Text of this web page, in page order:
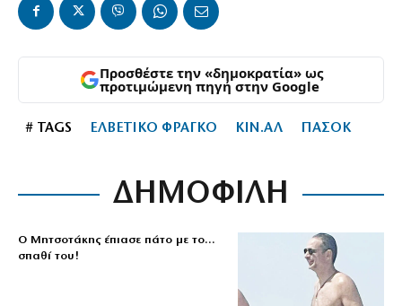
Προσθέστε την «δημοκρατία» ως
προτιμώμενη πηγή στην Google
# TAGS ΕΛΒΕΤΙΚΟ ΦΡΑΓΚΟ ΚΙΝ.ΑΛ ΠΑΣΟΚ
ΔΗΜΟΦΙΛΗ
Ο Μητσοτάκης έπιασε πάτο με το…
σπαθί του!